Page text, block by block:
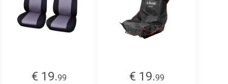
€ 19.99
€ 19.99